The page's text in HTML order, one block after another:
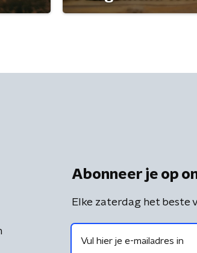
Abonneer je op
Elke zaterdag het beste